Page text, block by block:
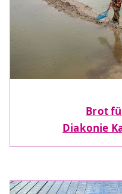
Brot
Diakonie